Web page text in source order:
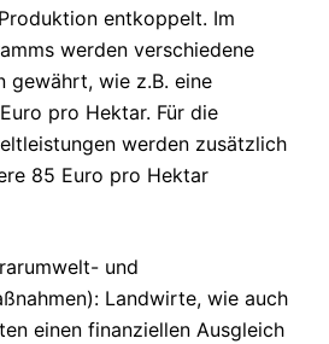
entkoppelt. Im
werden verschiedene
gewährt, wie z.B. eine
pro Hektar. Für die
werden zusätzlich
85 Euro pro Hektar
und
Landwirte, wie auch
einen finanziellen Ausgleich